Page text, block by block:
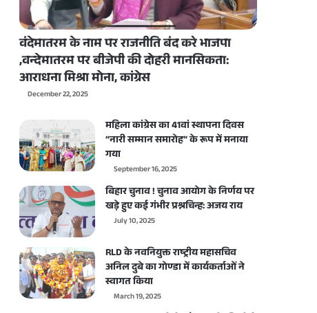
वंदेमातरम के नाम पर राजनीति बंद करे भाजपा
,वन्देमातरम पर बीजेपी की दोहरी मानसिकता:
आराधना मिश्रा मोना, कांग्रेस
December 22, 2025
महिला कांग्रेस का 41वां स्थापना दिवस
“नारी सम्मान समारोह” के रूप में मनाया
गया
September 16, 2025
बिहार चुनाव ! चुनाव आयोग के निर्णय पर
खड़े हुए कई गंभीर प्रश्नचिन्ह: अजय राय
July 10, 2025
RLD के नवनियुक्त राष्ट्रीय महासचिव
अनिल दुबे का गोण्डा में कार्यकर्ताओं ने
स्वागत किया
March 19, 2025